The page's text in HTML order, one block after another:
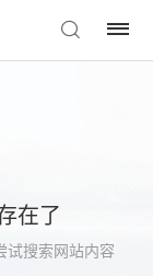
在了
试搜索网站内容